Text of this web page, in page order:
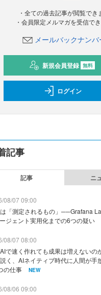
・全ての過去記事が閲覧でき
・会員限定メルマガを受信で
メールバックナンバ
新規会員登録 無料
ログイン
記事
記事 ニ
08/07 09:00
「測定されるもの」──Grafana
ジェント実用化までの6つの疑い
08/07 08:00
で速く作れても成果は増えない
く、AIネイティブ時代に人間が手
の仕事
NEW
08/06 09:00